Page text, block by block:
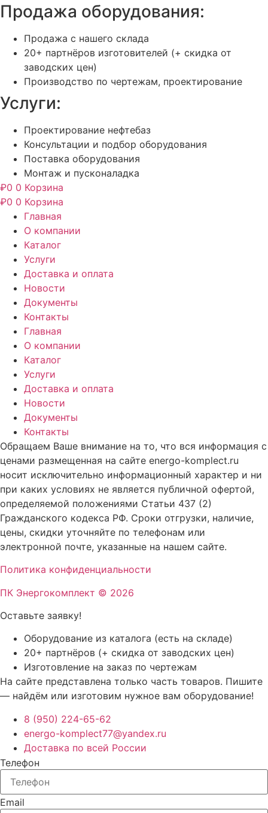
Продажа оборудования:
Продажа с нашего склада
20+ партнёров изготовителей (+ скидка от
заводских цен)
Производство по чертежам, проектирование
Услуги:
Проектирование нефтебаз
Консультации и подбор оборудования
Поставка оборудования
Монтаж и пусконаладка
₽0 0 Корзина
₽0 0 Корзина
Главная
О компании
Каталог
Услуги
Доставка и оплата
Новости
Документы
Контакты
Главная
О компании
Каталог
Услуги
Доставка и оплата
Новости
Документы
Контакты
Обращаем Ваше внимание на то, что вся информация с
ценами размещенная на сайте energo-komplect.ru
носит исключительно информационный характер и ни
при каких условиях не является публичной офертой,
определяемой положениями Статьи 437 (2)
Гражданского кодекса РФ. Сроки отгрузки, наличие,
цены, скидки уточняйте по телефонам или
электронной почте, указанные на нашем сайте.
Политика конфиденциальности
ПК Энергокомплект © 2026
Оставьте заявку!
Оборудование из каталога (есть на складе)
20+ партнёров (+ скидка от заводских цен)
Изготовление на заказ по чертежам
На сайте представлена только часть товаров. Пишите
— найдём или изготовим нужное вам оборудование!
8 (950) 224-65-62
energo-komplect77@yandex.ru
Доставка по всей России
Телефон
Email